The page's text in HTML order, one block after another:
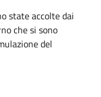
state accolte dai
che si sono
del